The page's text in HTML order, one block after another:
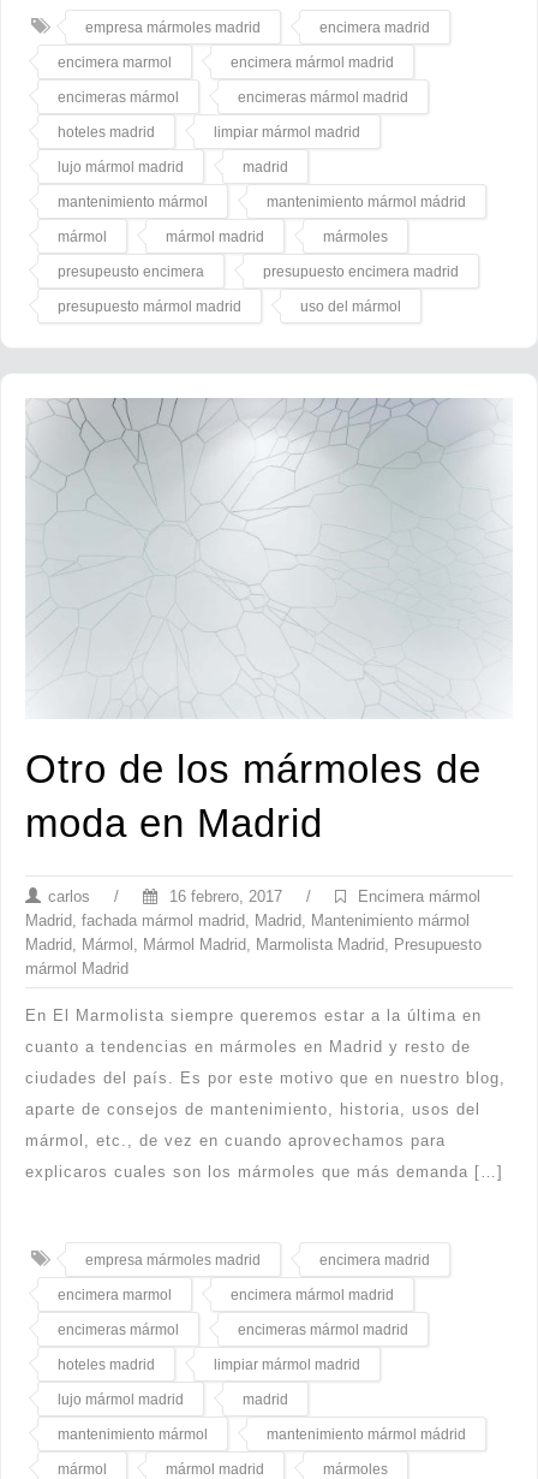
empresa mármoles madrid encimera madrid
encimera marmol encimera mármol madrid
encimeras mármol encimeras mármol madrid
hoteles madrid limpiar mármol madrid
lujo mármol madrid madrid
mantenimiento mármol mantenimiento mármol mádrid
mármol mármol madrid mármoles
presupeusto encimera presupuesto encimera madrid
presupuesto mármol madrid uso del mármol
Otro de los mármoles de
moda en Madrid
carlos / 16 febrero, 2017 /
Encimera mármol
Madrid, fachada mármol madrid, Madrid, Mantenimiento mármol
Madrid, Mármol , Mármol Madrid, Marmolista Madrid, Presupuesto
mármol Madrid
En El Marmolista siempre queremos estar a la última en
cuanto a tendencias en mármoles en Madrid y resto de
ciudades del país. Es por este motivo que en nuestro blog,
aparte de consejos de mantenimiento, historia, usos del
mármol, etc., de vez en cuando aprovechamos para
explicaros cuales son los mármoles que más demanda […]
empresa mármoles madrid encimera madrid
encimera marmol encimera mármol madrid
encimeras mármol encimeras mármol madrid
hoteles madrid limpiar mármol madrid
lujo mármol madrid madrid
mantenimiento mármol mantenimiento mármol mádrid
mármol mármol madrid mármoles